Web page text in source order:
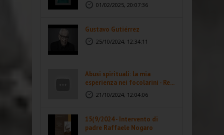
01/02/2025, 20:07:36
Gustavo Gutiérrez
25/10/2024, 12:34:11
Abusi spirituali: la mia
esperienza nei focolarini - Re...
21/10/2024, 12:04:06
15(9/2024 - Intervento di
padre Raffaele Nogaro